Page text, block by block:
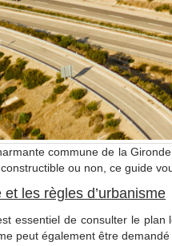
commune de la
ou non, ce guide
les règles d’urbanisme
essentiel de consulter le
peut également être